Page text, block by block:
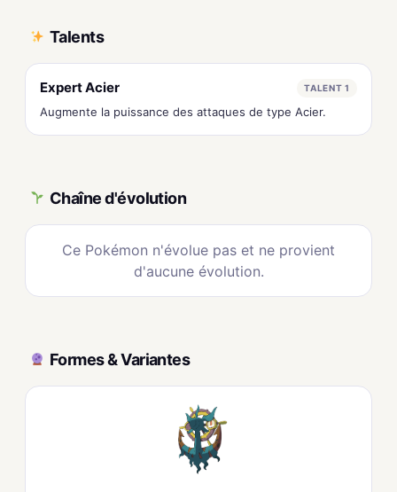
Talents
Expert Acier TALENT 1
Augmente la puissance des attaques de type Acier.
Chaîne d'évolution
Ce Pokémon n'évolue pas et ne provient
d'aucune évolution.
Formes & Variantes